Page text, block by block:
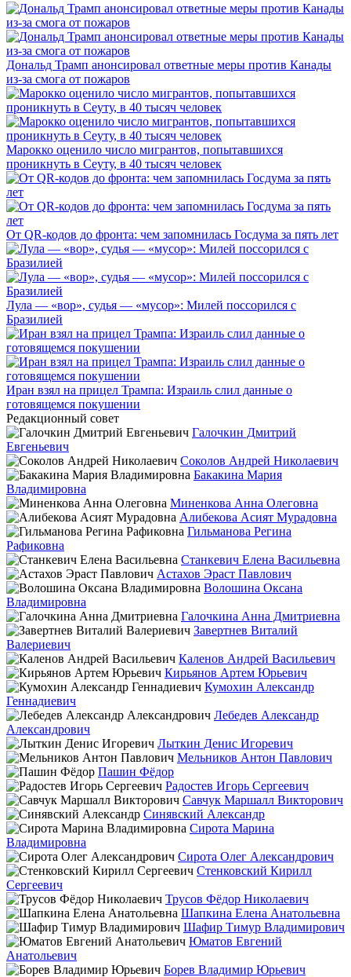
Дональд Трамп анонсировал ответные меры против Канады
из-за смога от пожаров
Марокко оценило число мигрантов, попытавшихся
проникнуть в Сеуту, в 40 тысяч человек
От QR-кодов до фронта: чем запомнилась Госдума за пять лет
Лула — «вор», судья — «мусор»: Милей поссорился с
Бразилией
Иран взял на прицел Трампа: Израиль слил данные о
готовящемся покушении
Редакционный совет
Галочкин Дмитрий
Евгеньевич
Соколов Андрей Николаевич
Бакакина Мария
Владимировна
Миненкова Анна Олеговна
Алибекова Асият Мурадовна
Гильманова Регина
Рафиковна
Станкевич Елена Васильевна
Астахов Эраст Павлович
Волошина Оксана
Владимировна
Галочкина Анна Дмитриевна
Завертнев Виталий
Валериевич
Каленов Андрей Васильевич
Кирьянов Артем Юрьевич
Кумохин Александр
Геннадиевич
Лебедев Александр
Александрович
Лыткин Денис Игоревич
Мельников Антон Павлович
Пашин Фёдор
Радостев Игорь Сергеевич
Савчук Маршалл Викторович
Синявский Александр
Сирота Марина
Владимировна
Сирота Олег Александрович
Стенковский Кирилл
Сергеевич
Трусов Фёдор Николаевич
Шапкина Елена Анатольевна
Шафир Тимур Владимирович
Юматов Евгений
Анатольевич
Борев Владимир Юрьевич